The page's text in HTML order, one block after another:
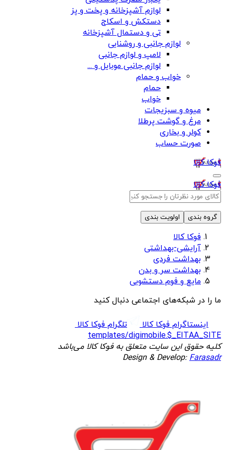
لوازم آشپزخانه و پخت و پز
دستکش و اسکاج
تی و دستمال آشپزخانه
لوازم جانبی و روشنایی
لامپ و لوازم جانبی
لوازم جانبی موبایل و ...
خواب و حمام
حمام
خواب
میوه و سبزیجات
مرغ و گوشت پرطلا
کولر و بخاری
صورت حساب
فوکا کالا
فوکا کالا
گروه بندی اولویت بندی
فوکا کالا
آرایشی-بهداشتی
بهداشت فردی
بهداشت سر و بدن
مایع و فوم دستشویی
ما را در شبکه‌های اجتماعی دنبال کنید
اینستاگرام فوکا کالا
تلگرام فوکا کالا
templates/digimobile.$_EITAA_SITE
کلیه حقوق این سایت متعلق به فوکا کالا می‌باشد
Design & Develop:Farasadr